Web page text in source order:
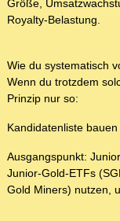
Größe,
Royalty‑Belastung.
Wie du systematisch
Wenn du trotzdem
Prinzip nur so:
Kandidatenliste bauen
Ausgangspunkt:
Junior‑Gold‑ETFs
Gold Miners) nutzen,